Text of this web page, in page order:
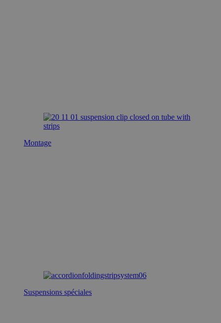
Montage
Suspensions spéciales